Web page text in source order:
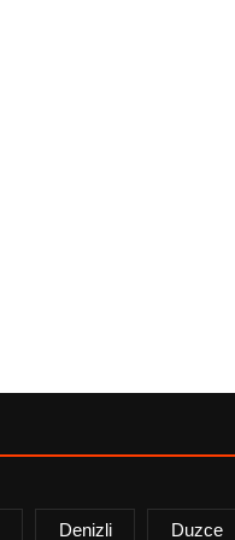
Denizli Duzce